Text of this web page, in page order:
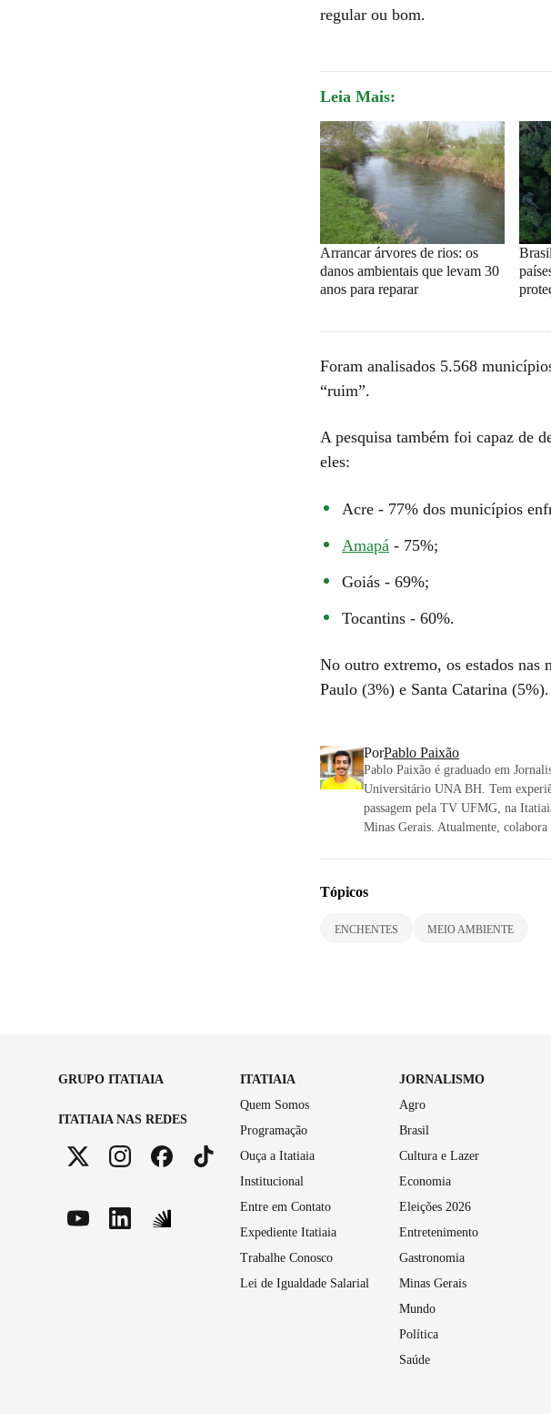
regular ou bom.
Leia Mais:
Arrancar árvores de rios: os
danos ambientais que levam 30
anos para reparar
Foram analisados 5.568
“ruim”.
A pesquisa também foi capaz de
eles:
Acre - 77% dos municípios
Amapá - 75%;
Goiás - 69%;
Tocantins - 60%.
No outro extremo, os estados nas
Paulo (3%) e Santa Catarina (5%).
PorPablo Paixão
Pablo Paixão é graduado em
Universitário UNA BH. Tem
passagem pela TV UFMG, na
Minas Gerais. Atualmente, colabora
Tópicos
ENCHENTES MEIO AMBIENTE
GRUPO ITATIAIA
ITATIAIA NAS REDES
ITATIAIA
Quem Somos
Programação
Ouça a Itatiaia
Institucional
Entre em Contato
Expediente Itatiaia
Trabalhe Conosco
Lei de Igualdade Salarial
JORNALISMO
Agro
Brasil
Cultura e Lazer
Economia
Eleições 2026
Entretenimento
Gastronomia
Minas Gerais
Mundo
Política
Saúde